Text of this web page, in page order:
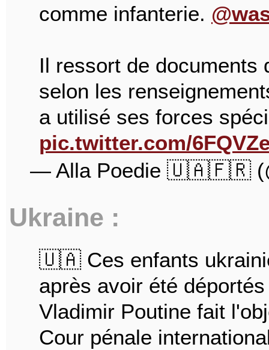
comme infanterie.
Il ressort de documents
selon les
a utilisé ses forces
pic.twitter.com/
— Alla Poedie 🇺🇦🇫🇷
Ukraine :
🇺🇦 Ces enfants
après avoir été
Vladimir Poutine fait
Cour pénale